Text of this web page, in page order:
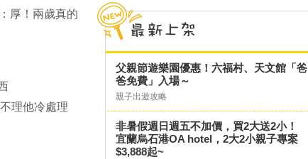
厚！兩歲真的
理他冷處理
父親節遊樂園優惠！六福村、天文館「爸
爸免費」入場～
親子出遊攻略
非暑假週日週五不加價，買2大送2小！
宜蘭烏石港OA hotel，2大2小親子專案
$3,888起~